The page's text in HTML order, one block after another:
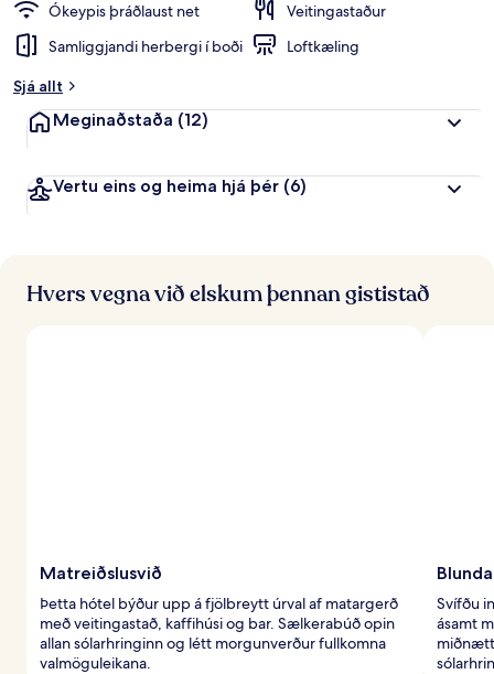
Ókeypis þráðlaust net
Veitingastaður
Samliggjandi herbergi í boði
Loftkæling
Sjá allt
Meginaðstaða (12)
Vertu eins og heima hjá þér (6)
Hvers vegna við elskum þennan gististað
Matreiðslusvið
Þetta hótel býður upp á fjölbreytt úrval af matargerð
með veitingastað, kaffihúsi og bar. Sælkerabúð opin
allan sólarhringinn og létt morgunverður fullkomna
valmöguleikana.
Svífðu
ásamt